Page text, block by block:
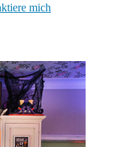
mich